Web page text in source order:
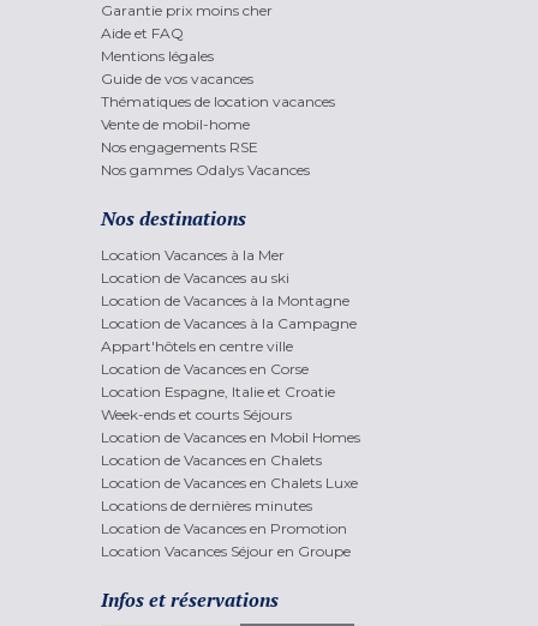
Garantie prix moins cher
Aide et FAQ
Mentions légales
Guide de vos vacances
Thématiques de location vacances
Vente de mobil-home
Nos engagements RSE
Nos gammes Odalys Vacances
Nos destinations
Location Vacances à la Mer
Location de Vacances au ski
Location de Vacances à la Montagne
Location de Vacances à la Campagne
Appart'hôtels en centre ville
Location de Vacances en Corse
Location Espagne, Italie et Croatie
Week-ends et courts Séjours
Location de Vacances en Mobil Homes
Location de Vacances en Chalets
Location de Vacances en Chalets Luxe
Locations de dernières minutes
Location de Vacances en Promotion
Location Vacances Séjour en Groupe
Infos et réservations